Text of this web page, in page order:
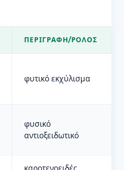
ΠΕΡΙΓΡΑΦΉ/ΡΌΛΟΣ
φυτικό εκχύλισμα
φυσικό
αντιοξειδωτικό